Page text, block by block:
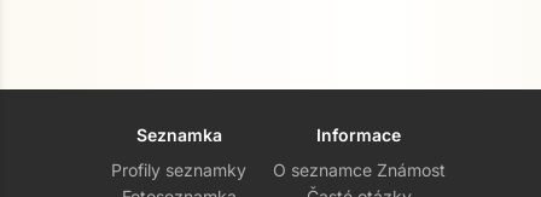
Seznamka
Profily seznamky
Informace
O seznamce Známost